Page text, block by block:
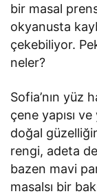
bir masal
okyanusta
çekebiliyor.
neler?
Sofia’nın yüz
çene yapısı
doğal
rengi, adeta
bazen mavi
masalsı bir